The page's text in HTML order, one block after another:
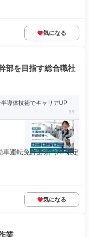
気になる
部を目指す総合職社
半導体技術でキャリアUP
運転免許必須（AT限定
気になる
業